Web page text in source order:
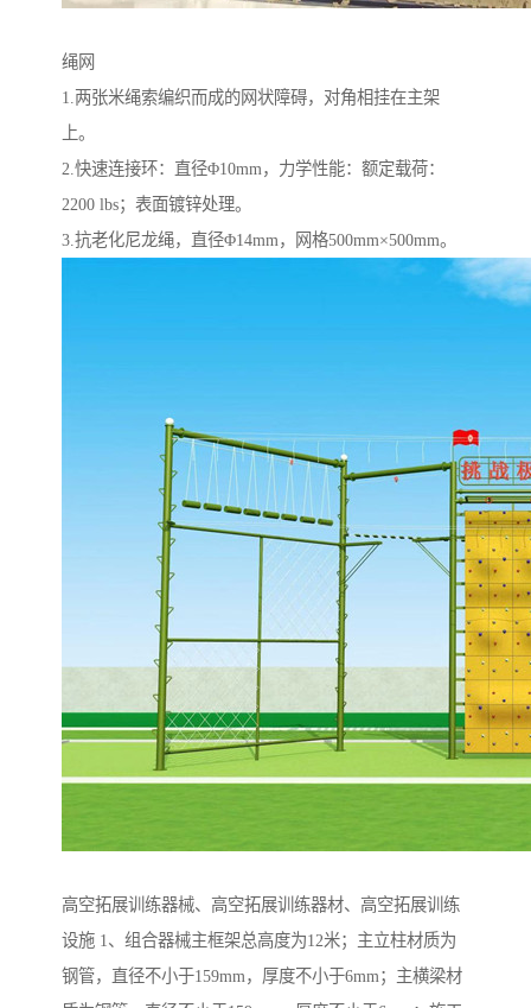
绳网
1.两张米绳索编织而成的网状障碍，对角相挂在主架
上。
2.快速连接环：直径Φ10mm，力学性能：额定载荷：
2200 lbs；表面镀锌处理。
3.抗老化尼龙绳，直径Φ14mm，网格500mm×500mm。
高空拓展训练器械、高空拓展训练器材、高空拓展训练
设施 1、组合器械主框架总高度为12米；主立柱材质为
钢管，直径不小于159mm，厚度不小于6mm；主横梁材